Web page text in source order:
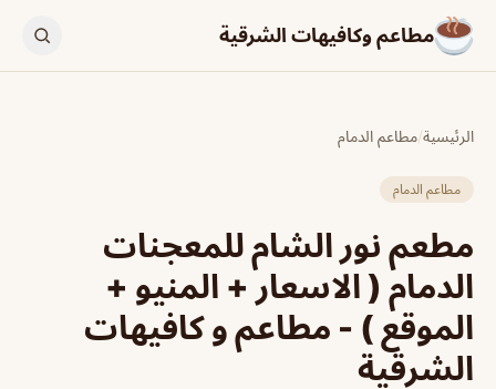
مطاعم وكافيهات الشرقية
الرئيسية/مطاعم الدمام
مطاعم الدمام
مطعم نور الشام للمعجنات
الدمام ( الاسعار + المنيو +
الموقع ) - مطاعم و كافيهات
الشرقية